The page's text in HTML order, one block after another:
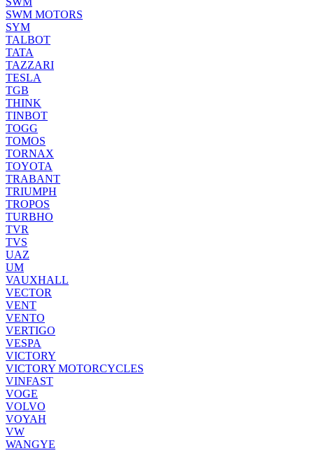
SWM MOTORS
SYM
TALBOT
TATA
TAZZARI
TESLA
TGB
THINK
TINBOT
TOGG
TOMOS
TORNAX
TOYOTA
TRABANT
TRIUMPH
TROPOS
TURBHO
TVR
TVS
UAZ
UM
VAUXHALL
VECTOR
VENT
VENTO
VERTIGO
VESPA
VICTORY
VICTORY MOTORCYCLES
VINFAST
VOGE
VOLVO
VOYAH
VW
WANGYE